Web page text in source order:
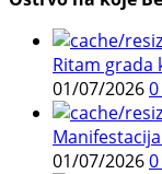
Ritam grada
01/07/2026
01/07/2026